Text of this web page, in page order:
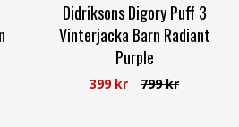
Didriksons Digory Puff 3
Vinterjacka Barn Radiant
Purple
Didriksons
399 kr 799 kr